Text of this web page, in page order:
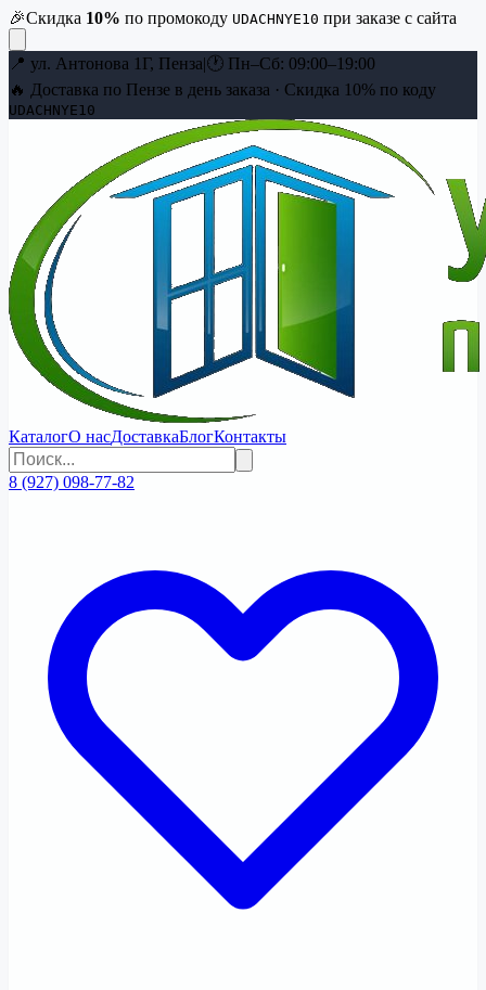
🎉Скидка 10% по промокоду UDACHNYE10 при заказе с сайта
📍 ул. Антонова 1Г, Пенза|🕐 Пн–Сб: 09:00–19:00
🔥 Доставка по Пензе в день заказа · Скидка 10% по коду
UDACHNYE10
КаталогО насДоставкаБлогКонтакты
8 (927) 098-77-82